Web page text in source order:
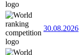
30.08.2026